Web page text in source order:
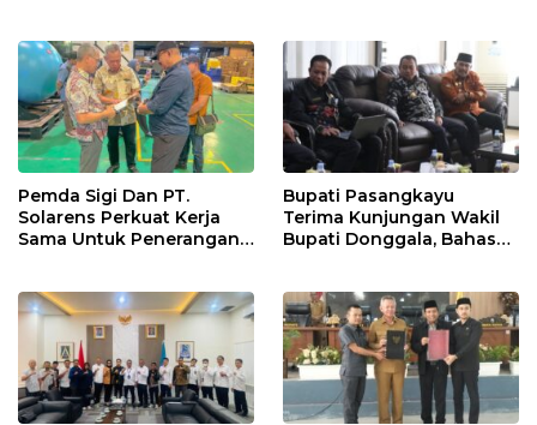
Nasional
Pemda Sigi Dan PT.
Solarens Perkuat Kerja
Sama Untuk Penerangan
Bupati Pasangkayu
Terima Kunjungan Wakil
Bupati Donggala, Bahas